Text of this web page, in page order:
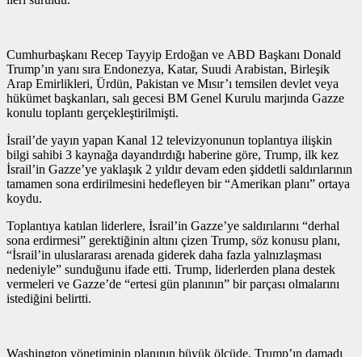
Cumhurbaşkanı Recep Tayyip Erdoğan ve ABD Başkanı Donald
Trump’ın yanı sıra Endonezya, Katar, Suudi Arabistan, Birleşik
Arap Emirlikleri, Ürdün, Pakistan ve Mısır’ı temsilen devlet veya
hükümet başkanları, salı gecesi BM Genel Kurulu marjında Gazze
konulu toplantı gerçekleştirilmişti.
İsrail’de yayın yapan Kanal 12 televizyonunun toplantıya ilişkin
bilgi sahibi 3 kaynağa dayandırdığı haberine göre, Trump, ilk kez
İsrail’in Gazze’ye yaklaşık 2 yıldır devam eden şiddetli saldırılarının
tamamen sona erdirilmesini hedefleyen bir “Amerikan planı” ortaya
koydu.
Toplantıya katılan liderlere, İsrail’in Gazze’ye saldırılarını “derhal
sona erdirmesi” gerektiğinin altını çizen Trump, söz konusu planı,
“İsrail’in uluslararası arenada giderek daha fazla yalnızlaşması
nedeniyle” sunduğunu ifade etti. Trump, liderlerden plana destek
vermeleri ve Gazze’de “ertesi gün planının” bir parçası olmalarını
istediğini belirtti.
Washington yönetiminin planının büyük ölçüde, Trump’ın damadı